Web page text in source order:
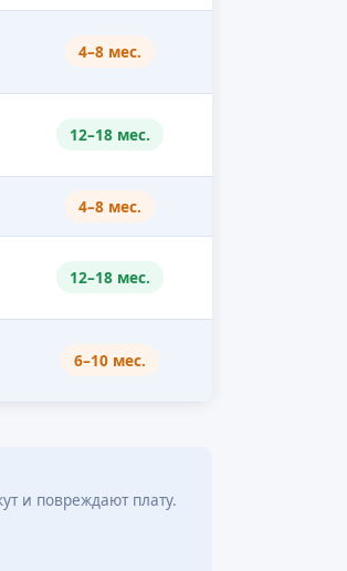
4–8 мес.
12–18 мес.
4–8 мес.
12–18 мес.
6–10 мес.
и повреждают плату.